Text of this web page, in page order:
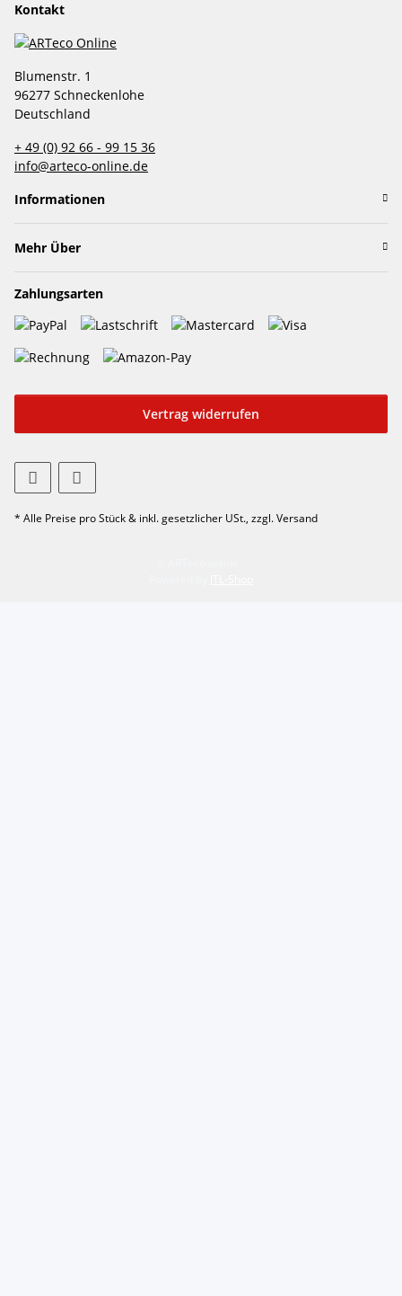
Kontakt
Blumenstr. 1
96277 Schneckenlohe
Deutschland
+ 49 (0) 92 66 - 99 15 36
info@arteco-online.de
Informationen
Mehr Über
Zahlungsarten
Vertrag widerrufen
* Alle Preise pro Stück & inkl. gesetzlicher USt., zzgl. Versand